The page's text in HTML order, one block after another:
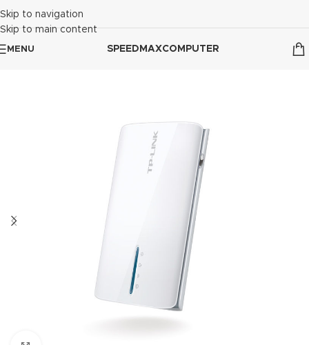
Skip to navigation
Skip to main content
MENU SPEEDMAXCOMPUTER